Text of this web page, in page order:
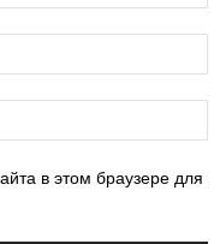
в этом браузере для